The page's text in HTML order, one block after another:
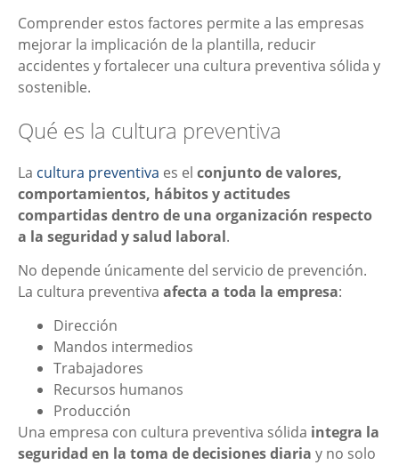
Comprender estos factores permite a las empresas
mejorar la implicación de la plantilla, reducir
accidentes y fortalecer una cultura preventiva sólida y
sostenible.
Qué es la cultura preventiva
La cultura preventiva es el conjunto de valores,
comportamientos, hábitos y actitudes
compartidas dentro de una organización respecto
a la seguridad y salud laboral.
No depende únicamente del servicio de prevención.
La cultura preventiva afecta a toda la empresa:
Dirección
Mandos intermedios
Trabajadores
Recursos humanos
Producción
Una empresa con cultura preventiva sólida integra la
seguridad en la toma de decisiones diaria y no solo